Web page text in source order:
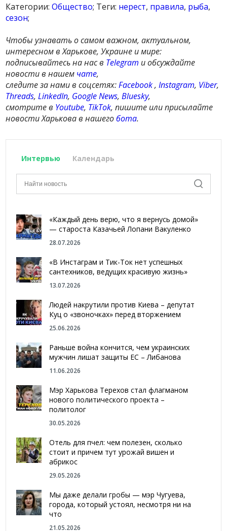
Категории:Общество; Теги: нерест, правила, рыба,
сезон;
Чтобы узнавать о самом важном, актуальном,
интересном в Харькове, Украине и мире:
подписывайтесь на нас в Telegram и обсуждайте
новости в нашем чате,
следите за нами в соцсетях:Facebook,Instagram, Viber,
Threads,LinkedIn, Google News,Bluesky,
смотрите в Youtube, TikTok, пишите или присылайте
новости Харькова в нашегобота.
Интервью Календарь
«Каждый день верю, что я вернусь домой»
— староста Казачьей Лопани Вакуленко
28.07.2026
«В Инстаграм и Тик-Ток нет успешных
сантехников, ведущих красивую жизнь»
13.07.2026
Людей накрутили против Киева – депутат
Куц о «звоночках» перед вторжением
25.06.2026
Раньше война кончится, чем украинских
мужчин лишат защиты ЕС – Либанова
11.06.2026
Мэр Харькова Терехов стал флагманом
нового политического проекта –
политолог
30.05.2026
Отель для пчел: чем полезен, сколько
стоит и причем тут урожай вишен и
абрикос
29.05.2026
Мы даже делали гробы — мэр Чугуева,
города, который устоял, несмотря ни на
что
21.05.2026